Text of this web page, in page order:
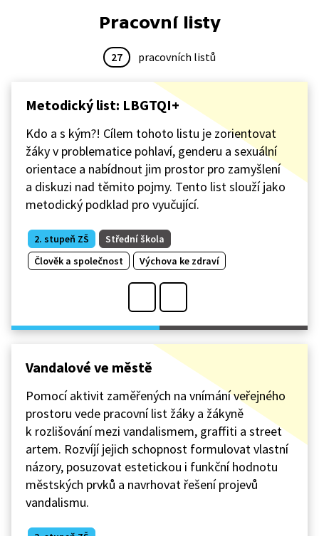
Pracovní listy
27 pracovních listů
Metodický list: LBGTQI+
Kdo a s kým?! Cílem tohoto listu je zorientovat
žáky v problematice pohlaví, genderu a sexuální
orientace a nabídnout jim prostor pro zamyšlení
a diskuzi nad těmito pojmy. Tento list slouží jako
metodický podklad pro vyučující.
2. stupeň ZŠ
Střední škola
Člověk a společnost
Výchova ke zdraví
Vandalové ve městě
Pomocí aktivit zaměřených na vnímání veřejného
prostoru vede pracovní list žáky a žákyně
k rozlišování mezi vandalismem, graffiti a street
artem. Rozvíjí jejich schopnost formulovat vlastní
názory, posuzovat estetickou i funkční hodnotu
městských prvků a navrhovat řešení projevů
vandalismu.